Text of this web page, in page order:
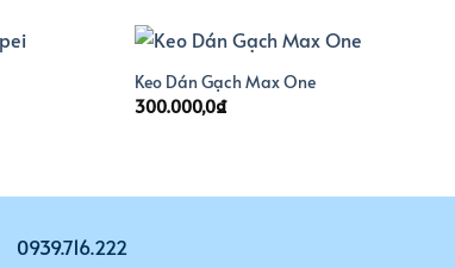
Keo Dán Gạch Max One
300.000,0₫
0939.716.222